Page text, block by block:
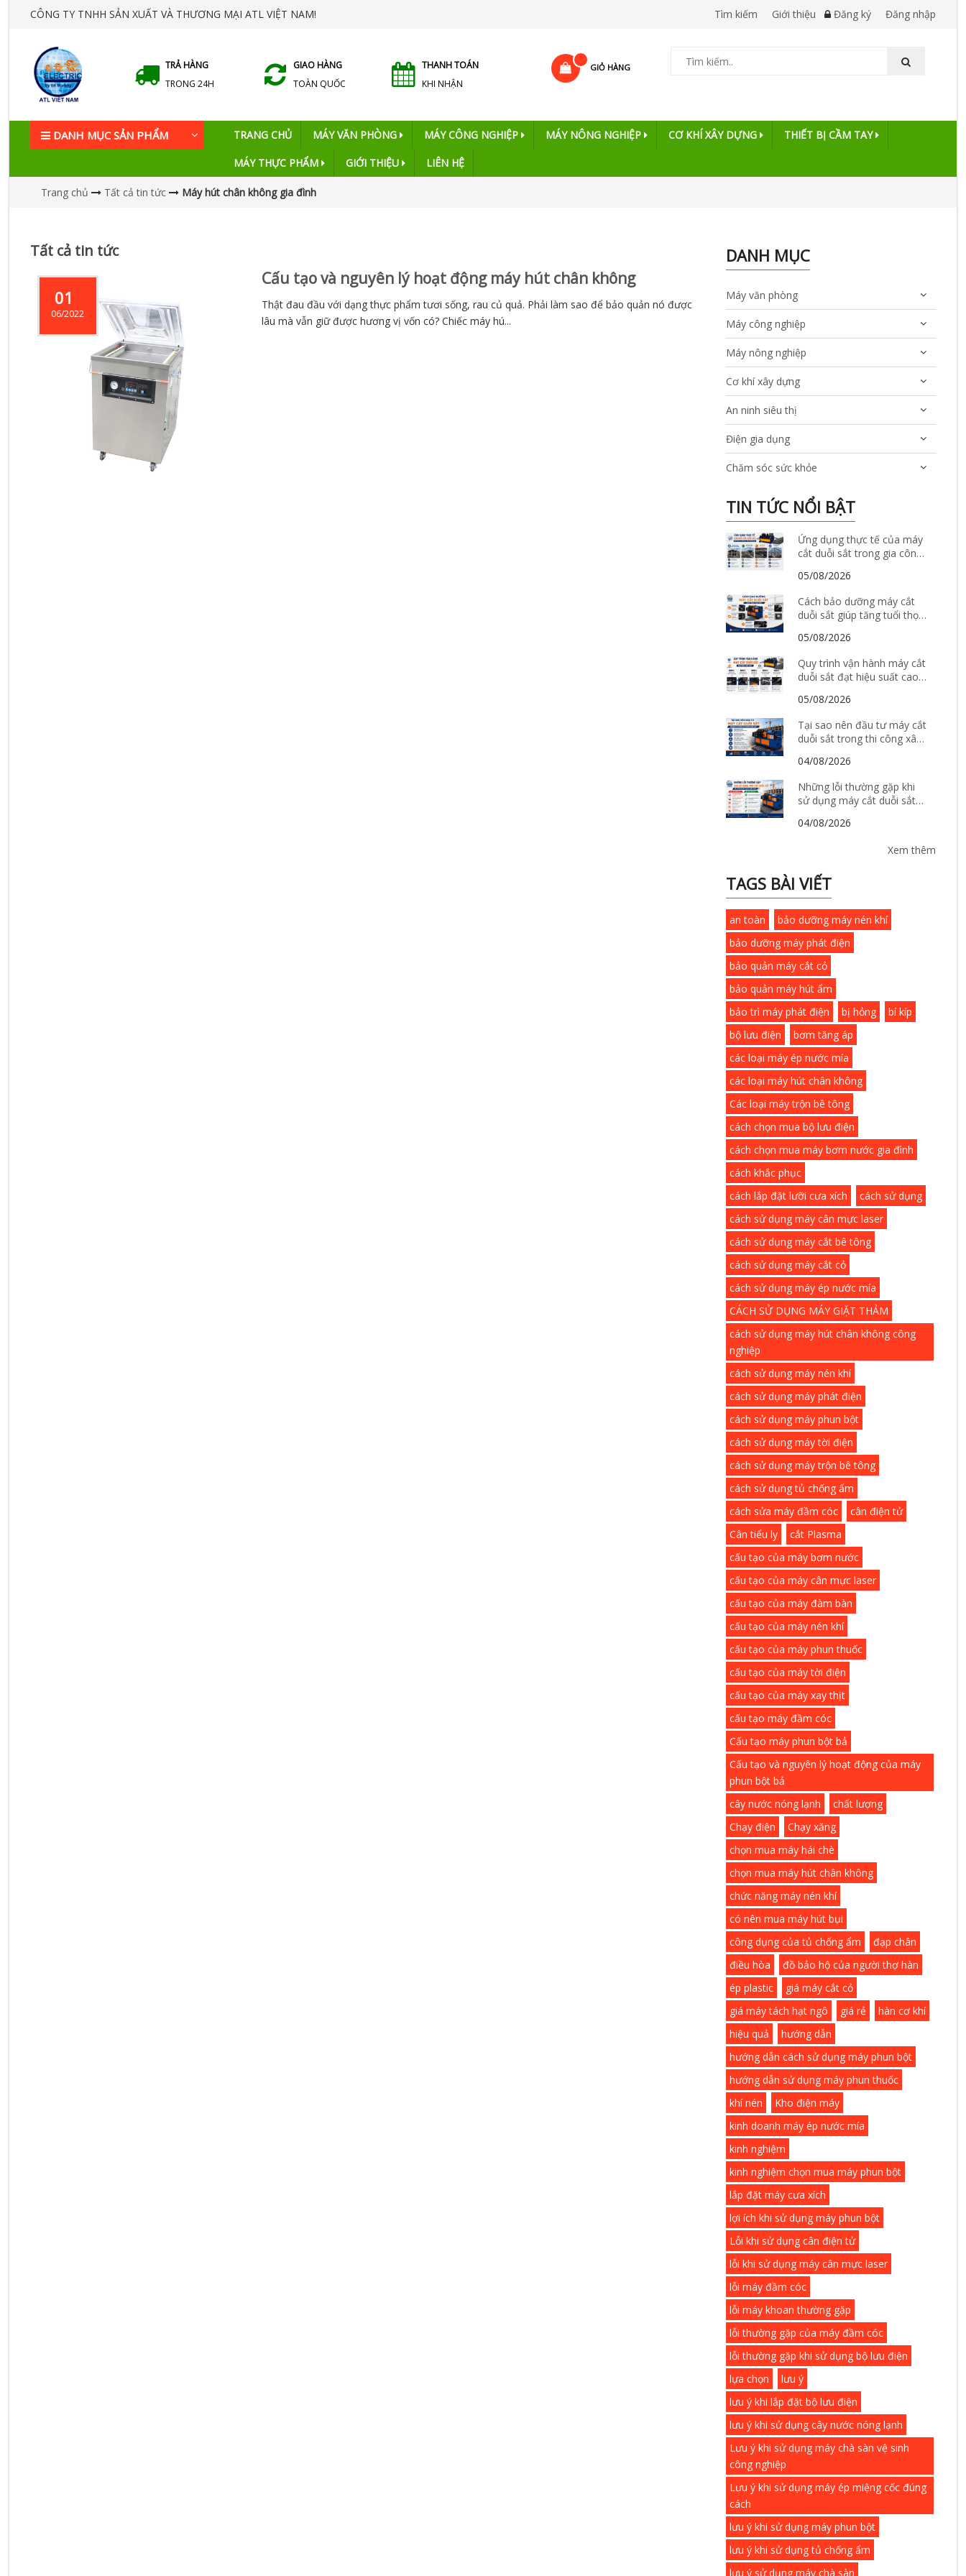
CÔNG TY TNHH SẢN XUẤT VÀ THƯƠNG MẠI ATL VIỆT NAM! Tìm kiếm Giới thiệu Đăng ký Đăng nhập
TRẢ HÀNG
TRONG 24H
GIAO HÀNG
TOÀN QUỐC
THANH TOÁN
KHI NHẬN
GIỎ HÀNG
DANH MỤC SẢN PHẨM TRANG CHỦ MÁY VĂN PHÒNG MÁY CÔNG NGHIỆP MÁY NÔNG NGHIỆP CƠ KHÍ XÂY DỰNG THIẾT BỊ CẦM TAY
MÁY THỰC PHẨM GIỚI THIỆU LIÊN HỆ
Trang chủ Tất cả tin tức Máy hút chân không gia đình
Tất cả tin tức
01
06/2022
Cấu tạo và nguyên lý hoạt động máy hút chân không
Thật đau đầu với dạng thực phẩm tươi sống, rau củ quả. Phải làm sao để bảo quản nó được
lâu mà vẫn giữ được hương vị vốn có? Chiếc máy hú...
DANH MỤC
Máy văn phòng
Máy công nghiệp
Máy nông nghiệp
Cơ khí xây dựng
An ninh siêu thị
Điện gia dụng
Chăm sóc sức khỏe
TIN TỨC NỔI BẬT
Ứng dụng thực tế của máy
cắt duỗi sắt trong gia công
05/08/2026
Cách bảo dưỡng máy cắt
duỗi sắt giúp tăng tuổi thọ
05/08/2026
Quy trình vận hành máy cắt
duỗi sắt đạt hiệu suất cao
05/08/2026
Tại sao nên đầu tư máy cắt
duỗi sắt trong thi công xây
04/08/2026
Những lỗi thường gặp khi
sử dụng máy cắt duỗi sắt
04/08/2026
Xem thêm
TAGS BÀI VIẾT
an toàn
bảo dưỡng máy nén khí
bảo dưỡng máy phát điện
bảo quản máy cắt cỏ
bảo quản máy hút ẩm
bảo trì máy phát điện
bị hỏng
bí kíp
bộ lưu điện
bơm tăng áp
các loại máy ép nước mía
các loại máy hút chân không
Các loại máy trộn bê tông
cách chọn mua bộ lưu điện
cách chọn mua máy bơm nước gia đình
cách khắc phục
cách lắp đặt lưỡi cưa xích
cách sử dụng
cách sử dụng máy cân mực laser
cách sử dụng máy cắt bê tông
cách sử dụng máy cắt cỏ
cách sử dụng máy ép nước mía
CÁCH SỬ DỤNG MÁY GIẶT THẢM
cách sử dụng máy hút chân không công
nghiệp
cách sử dụng máy nén khí
cách sử dụng máy phát điện
cách sử dụng máy phun bột
cách sử dụng máy tời điện
cách sử dụng máy trộn bê tông
cách sử dụng tủ chống ẩm
cách sửa máy đầm cóc
cân điện tử
Cân tiểu ly
cắt Plasma
cấu tạo của máy bơm nước
cấu tạo của máy cân mực laser
cấu tạo của máy đàm bàn
cấu tạo của máy nén khí
cấu tạo của máy phun thuốc
cấu tạo của máy tời điện
cấu tạo của máy xay thịt
cấu tạo máy đầm cóc
Cấu tạo máy phun bột bả
Cấu tạo và nguyên lý hoạt động của máy
phun bột bả
cây nước nóng lạnh
chất lượng
Chạy điện
Chạy xăng
chọn mua máy hái chè
chọn mua máy hút chân không
chức năng máy nén khí
có nên mua máy hút bụi
công dụng của tủ chống ẩm
đạp chân
điều hòa
đồ bảo hộ của người thợ hàn
ép plastic
giá máy cắt cỏ
giá máy tách hạt ngô
giá rẻ
hàn cơ khí
hiệu quả
hướng dẫn
hướng dẫn cách sử dụng máy phun bột
hướng dẫn sử dụng máy phun thuốc
khí nén
Kho điện máy
kinh doanh máy ép nước mía
kinh nghiệm
kinh nghiệm chọn mua máy phun bột
lắp đặt máy cưa xích
lợi ích khi sử dụng máy phun bột
Lỗi khi sử dụng cân điện tử
lỗi khi sử dụng máy cân mực laser
lỗi máy đầm cóc
lỗi máy khoan thường gặp
lỗi thường gặp của máy đầm cóc
lỗi thường gặp khi sử dụng bộ lưu điện
lựa chọn
lưu ý
lưu ý khi lắp đặt bộ lưu điện
lưu ý khi sử dụng cây nước nóng lạnh
Lưu ý khi sử dụng máy chà sàn vệ sinh
công nghiệp
Lưu ý khi sử dụng máy ép miệng cốc đúng
cách
lưu ý khi sử dụng máy phun bột
lưu ý khi sử dụng tủ chống ẩm
lưu ý sử dụng máy chà sàn